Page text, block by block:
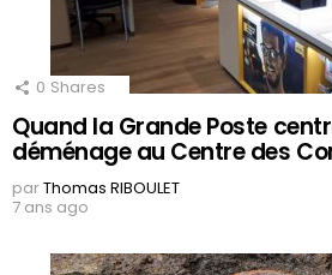
0 Shares
Quand la Grande Poste
déménage au Centre des
parThomas RIBOULET
7 ans ago